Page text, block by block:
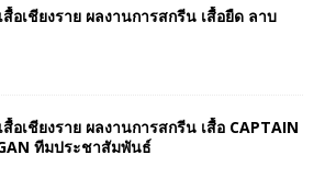
สื้อเชียงราย ผลงานการสกรีน เสื้อยืด ลาบ
สื้อเชียงราย ผลงานการสกรีน เสื้อ CAPTAIN
ทีมประชาสัมพันธ์